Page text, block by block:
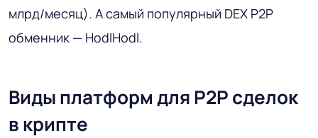
млрд/месяц). А самый популярный DEX P2P
обменник — HodlHodl.
Виды платформ для P2P сделок
в крипте